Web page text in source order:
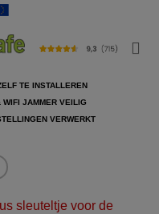
TE INSTALLEREN
WIFI JAMMER VEILIG
VERWERKT